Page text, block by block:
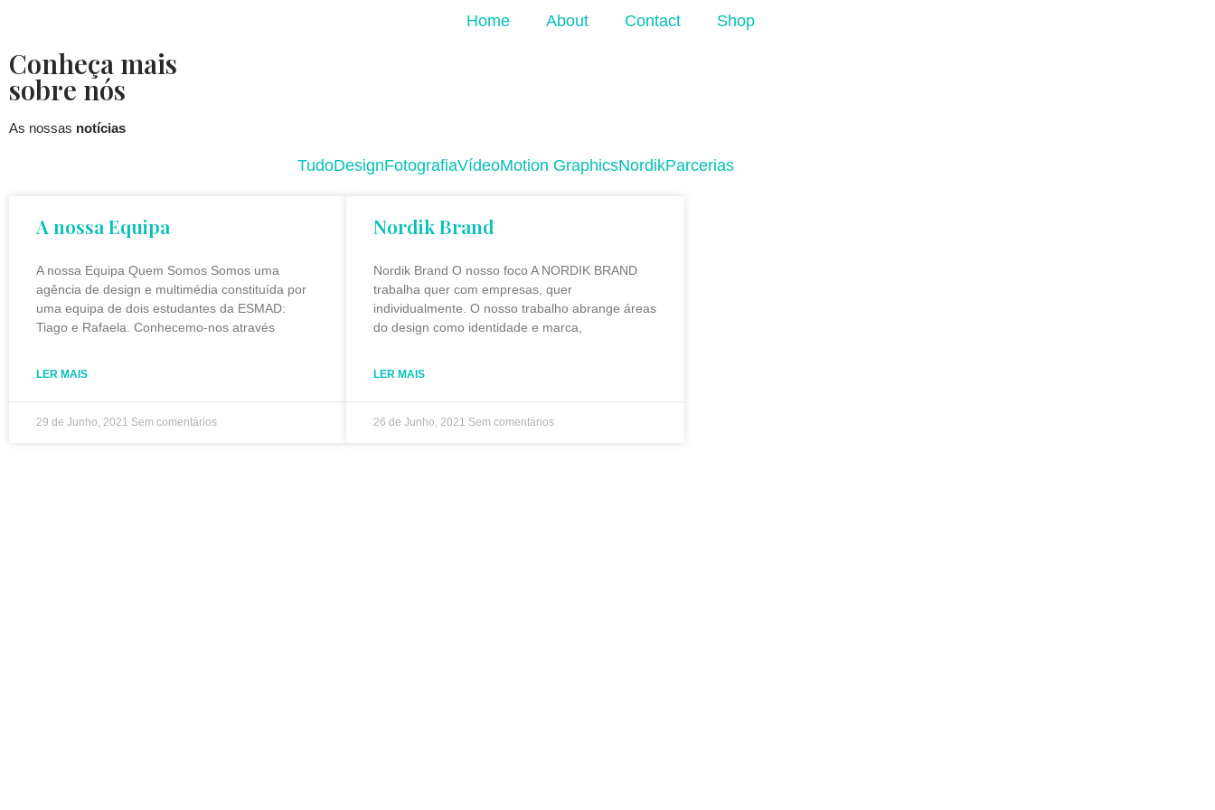
Avançar
para
o
conteúdo
Home About Contact Shop
Conheça mais
sobre nós
As nossas notícias
TudoDesignFotografiaVídeoMotion GraphicsNordikParcerias
A nossa Equipa
A nossa Equipa Quem Somos Somos uma
agência de design e multimédia constituída por
uma equipa de dois estudantes da ESMAD:
Tiago e Rafaela. Conhecemo-nos através
LER MAIS
29 de Junho, 2021 Sem comentários
Nordik Brand
Nordik Brand O nosso foco A NORDIK BRAND
trabalha quer com empresas, quer
individualmente. O nosso trabalho abrange áreas
do design como identidade e marca,
LER MAIS
26 de Junho, 2021 Sem comentários